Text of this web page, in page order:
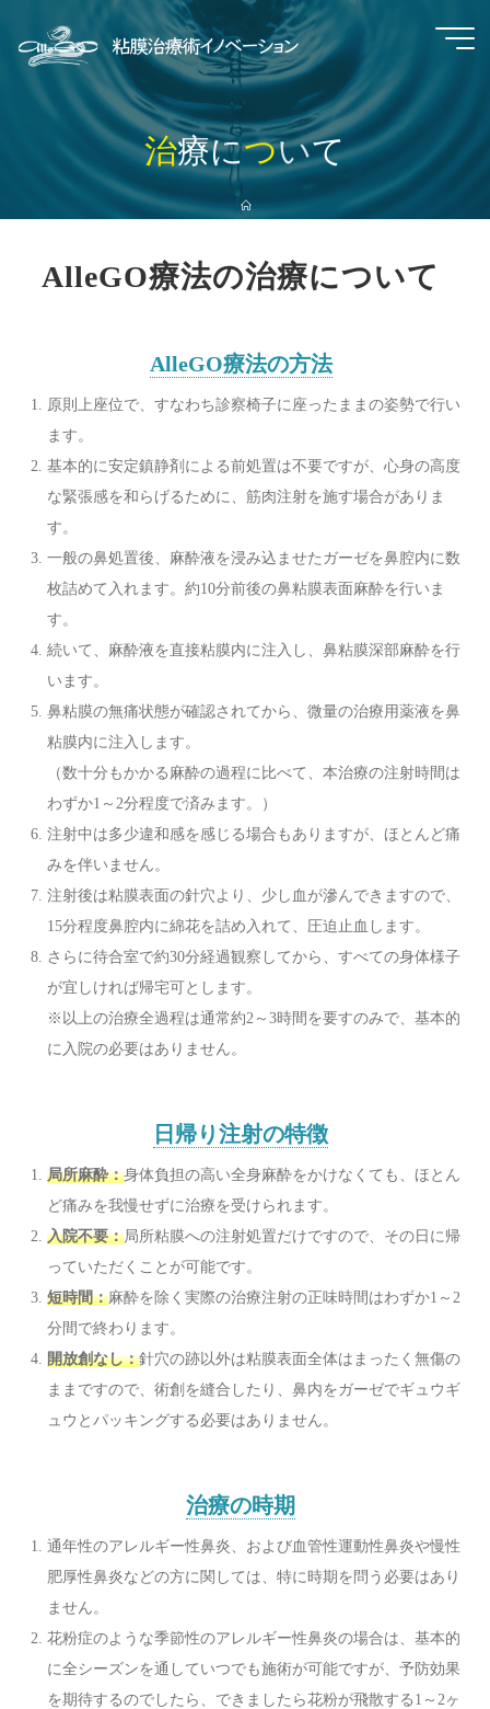
粘
膜
治
療
イ
ベ
ー
ン
治療について
ー
AlleGO療法の治療について
AlleGO療法の方法
原則上座位で、すなわち診察椅子に座ったままの姿勢で行い
ます。
基本的に安定鎮静剤による前処置は不要ですが、心身の高度
な緊張感を和らげるために、筋肉注射を施す場合がありま
す。
一般の鼻処置後、麻酔液を浸み込ませたガーゼを鼻腔内に数
枚詰めて入れます。約10分前後の鼻粘膜表面麻酔を行いま
す。
続いて、麻酔液を直接粘膜内に注入し、鼻粘膜深部麻酔を行
います。
鼻粘膜の無痛状態が確認されてから、微量の治療用薬液を鼻
粘膜内に注入します。
（数十分もかかる麻酔の過程に比べて、本治療の注射時間は
わずか1～2分程度で済みます。）
注射中は多少違和感を感じる場合もありますが、ほとんど痛
みを伴いません。
注射後は粘膜表面の針穴より、少し血が滲んできますので、
15分程度鼻腔内に綿花を詰め入れて、圧迫止血します。
さらに待合室で約30分経過観察してから、すべての身体様子
が宜しければ帰宅可とします。
※以上の治療全過程は通常約2～3時間を要すのみで、基本的
に入院の必要はありません。
日帰り注射の特徴
局所麻酔：身体負担の高い全身麻酔をかけなくても、ほとん
ど痛みを我慢せずに治療を受けられます。
入院不要：局所粘膜への注射処置だけですので、その日に帰
っていただくことが可能です。
短時間：麻酔を除く実際の治療注射の正味時間はわずか1～2
分間で終わります。
開放創なし：針穴の跡以外は粘膜表面全体はまったく無傷の
ままですので、術創を縫合したり、鼻内をガーゼでギュウギ
ュウとパッキングする必要はありません。
治療の時期
通年性のアレルギー性鼻炎、および血管性運動性鼻炎や慢性
肥厚性鼻炎などの方に関しては、特に時期を問う必要はあり
ません。
花粉症のような季節性のアレルギー性鼻炎の場合は、基本的
に全シーズンを通していつでも施術が可能ですが、予防効果
を期待するのでしたら、できましたら花粉が飛散する1～2ヶ